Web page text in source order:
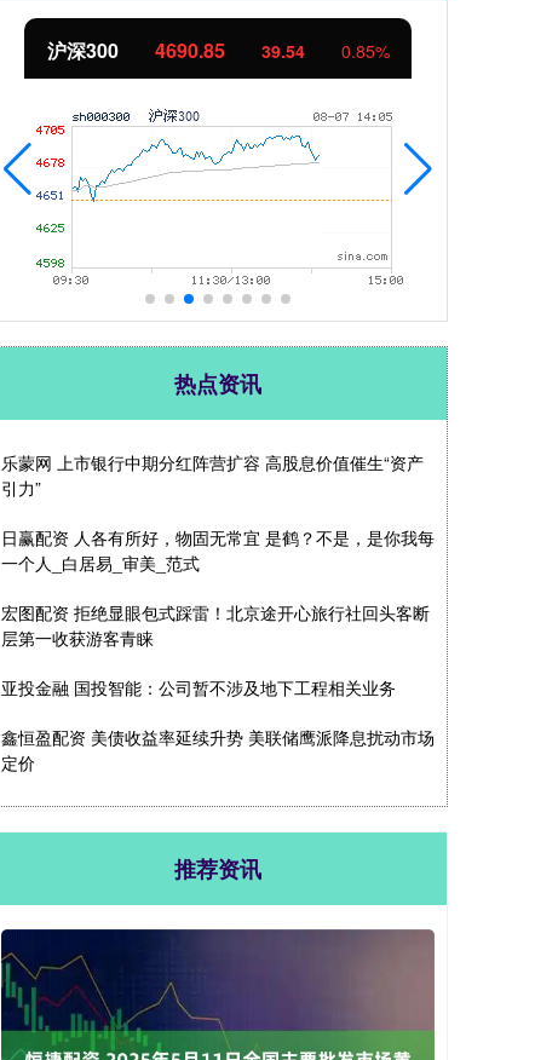
北证50 1130.34 7.46 0.67%
热点资讯
乐蒙网 上市银行中期分红阵营扩容 高股息价值催生“资产
引力”
日赢配资 人各有所好，物固无常宜 是鹤？不是，是你我每
一个人_白居易_审美_范式
宏图配资 拒绝显眼包式踩雷！北京途开心旅行社回头客断
层第一收获游客青睐
亚投金融 国投智能：公司暂不涉及地下工程相关业务
鑫恒盈配资 美债收益率延续升势 美联储鹰派降息扰动市场
定价
推荐资讯